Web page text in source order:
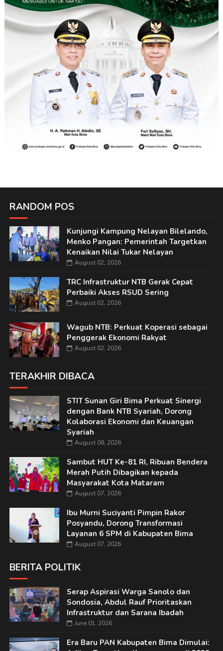
RANDOM POS
Kunjungi Kampung Nelayan Bilelando,
Menko Pangan: Pemerintah Targetkan
Kenaikan Nilai Tukar Nelayan
August 02, 2026
TRC Infrastruktur NTB Gerak Cepat
Perbaiki Akses RSUD Sering
August 02, 2026
Wagub NTB: Perkuat Koperasi sebagai
Penggerak Ekonomi Rakyat
August 02, 2026
TERAKHIR DIBACA
STIT Sunan Giri Bima Perkuat Sinergi
dengan Bank NTB Syariah, Dorong
Kolaborasi Ekonomi dan Keuangan
Syariah
August 08, 2026
Sambut HUT Ke-81 RI, Ribuan Bendera
Merah Putih Dibagikan kepada
Masyarakat Kota Mataram
August 07, 2026
Ibu Murni Suciyanti Pimpin Rakor
Posyandu, Dorong Transformasi
Layanan 6 SPM di Kabupaten Bima
August 07, 2026
BERITA POLITIK
Serap Aspirasi Warga Sanolo dan
Sondosia, Abdul Rauf Prioritaskan
Infrastruktur dan Sarana Ibadah
June 01, 2026
Era Baru PAN Kabupaten Bima Dimulai: